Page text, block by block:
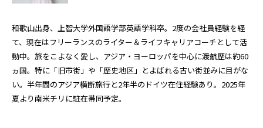
和歌山出身、上智大学外国語学部英語学科卒。2度の会社員経験を経
て、現在はフリーランスのライター＆ライフキャリアコーチとして活
動中。旅をこよなく愛し、アジア・ヨーロッパを中心に渡航歴は約60
ヵ国。特に「旧市街」や「歴史地区」とよばれる古い街並みに目がな
い。半年間のアジア横断旅行と2年半のドイツ在住経験あり。2025年
夏より南米チリに駐在帯同予定。